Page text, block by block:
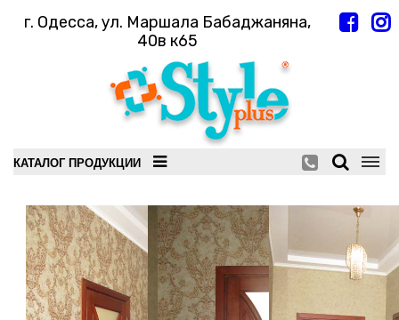
г. Одесса, ул. Маршала Бабаджаняна,
40в к65
КАТАЛОГ ПРОДУКЦИИ